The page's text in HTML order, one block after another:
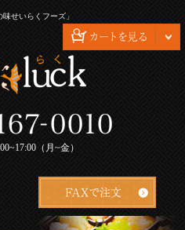
せいらくフーズ」
（月~金）